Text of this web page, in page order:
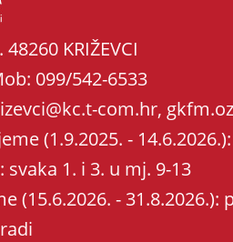
KRIŽEVCI
099/542-6533
com.hr,
(1.9.2025. -
svaka 1. i 3. u mj. 9-13
(15.6.2026. - 31.8.2026.):